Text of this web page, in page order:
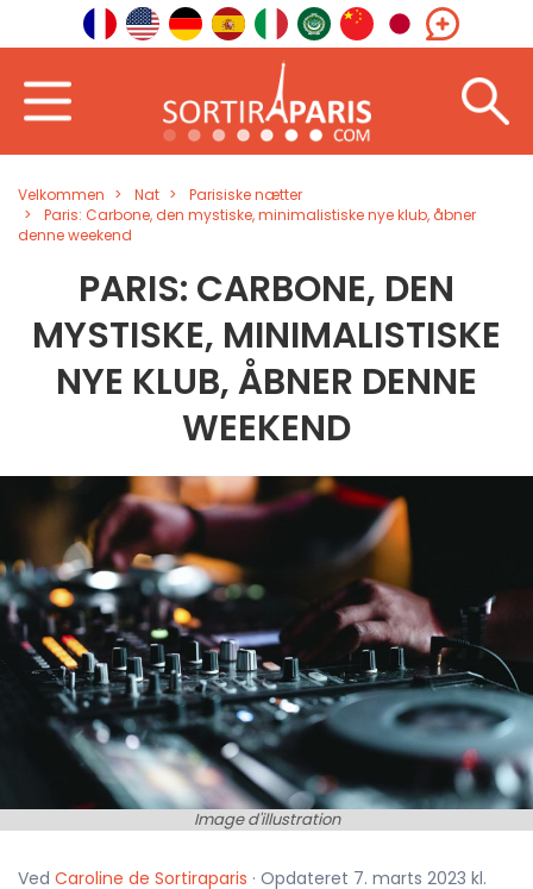
Velkommen Nat
Parisiske nætter
Paris: Carbone, den mystiske, minimalistiske nye klub, åbner
denne weekend
PARIS: CARBONE, DEN
MYSTISKE, MINIMALISTISKE
NYE KLUB, ÅBNER DENNE
WEEKEND
Image d'illustration
Ved Caroline de Sortiraparis · Opdateret 7. marts 2023 kl.